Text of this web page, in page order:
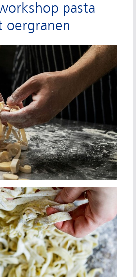
pasta
oergranen